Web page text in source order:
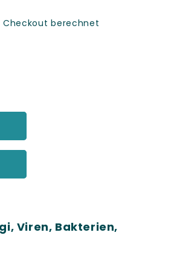
Checkout berechnet
Viren, Bakterien,